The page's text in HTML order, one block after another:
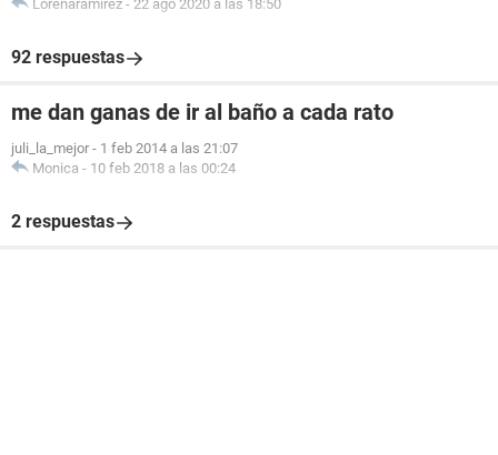
Lorenaramirez - 22 ago 2020 a las 18:50
92 respuestas
me dan ganas de ir al baño a cada rato
juli_la_mejor - 1 feb 2014 a las 21:07
Monica - 10 feb 2018 a las 00:24
2 respuestas